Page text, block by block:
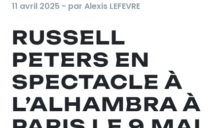
11 avril 2025 - par Alexis LEFEVRE
RUSSELL
PETERS EN
SPECTACLE À
L’ALHAMBRA À